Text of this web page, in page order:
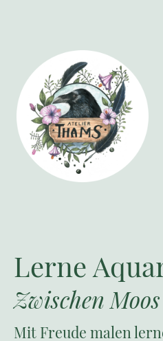
Lerne
Zwischen
Mit Freude malen